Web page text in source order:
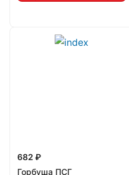
682 ₽
Горбуша ПСГ